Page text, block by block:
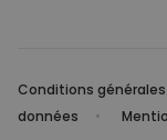
Conditions
données